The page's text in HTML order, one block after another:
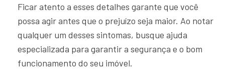
Ficar atento a esses detalhes garante que você
possa agir antes que o prejuízo seja maior. Ao notar
qualquer um desses sintomas, busque ajuda
especializada para garantir a segurança e o bom
funcionamento do seu imóvel.